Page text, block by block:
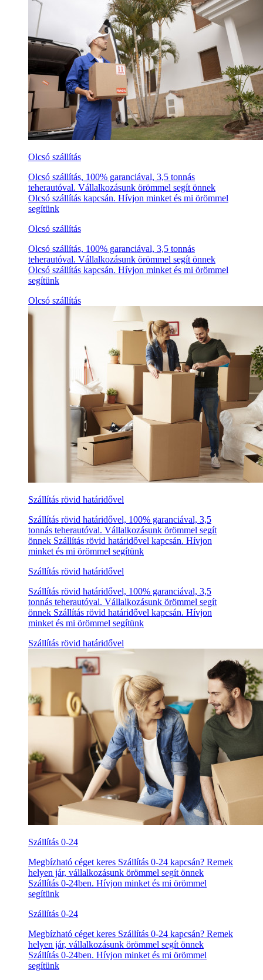
Olcsó szállítás
Olcsó szállítás, 100% garanciával, 3,5 tonnás
teherautóval. Vállalkozásunk örömmel segít önnek
Olcsó szállítás kapcsán. Hívjon minket és mi örömmel
segítünk
Olcsó szállítás
Olcsó szállítás, 100% garanciával, 3,5 tonnás
teherautóval. Vállalkozásunk örömmel segít önnek
Olcsó szállítás kapcsán. Hívjon minket és mi örömmel
segítünk
Olcsó szállítás
Szállítás rövid határidővel
Szállítás rövid határidővel, 100% garanciával, 3,5
tonnás teherautóval. Vállalkozásunk örömmel segít
önnek Szállítás rövid határidővel kapcsán. Hívjon
minket és mi örömmel segítünk
Szállítás rövid határidővel
Szállítás rövid határidővel, 100% garanciával, 3,5
tonnás teherautóval. Vállalkozásunk örömmel segít
önnek Szállítás rövid határidővel kapcsán. Hívjon
minket és mi örömmel segítünk
Szállítás rövid határidővel
Szállítás 0-24
Megbízható céget keres Szállítás 0-24 kapcsán? Remek
helyen jár, vállalkozásunk örömmel segít önnek
Szállítás 0-24ben. Hívjon minket és mi örömmel
segítünk
Szállítás 0-24
Megbízható céget keres Szállítás 0-24 kapcsán? Remek
helyen jár, vállalkozásunk örömmel segít önnek
Szállítás 0-24ben. Hívjon minket és mi örömmel
segítünk